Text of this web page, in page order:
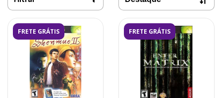
FRETE GRÁTIS FRETE GRÁTIS